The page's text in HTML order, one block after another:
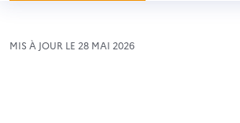
MIS À JOUR LE 28 MAI 2026